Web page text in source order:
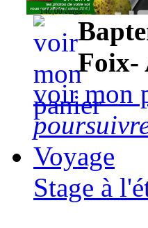
140,00 euros
Foix-
voir mon
Voyage
Stage à